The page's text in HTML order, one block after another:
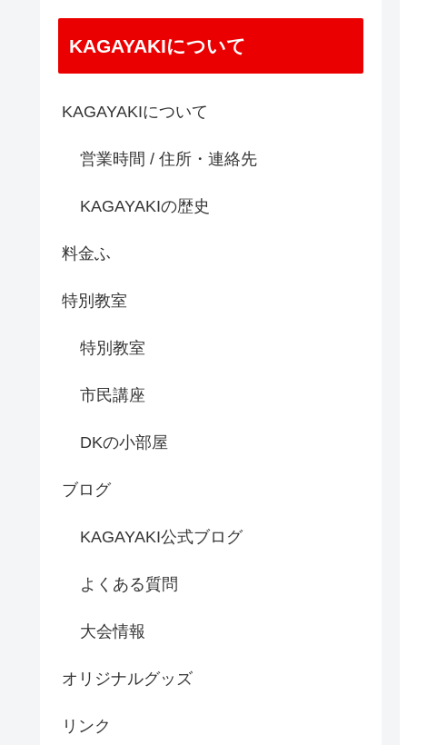
KAGAYAKIについて
KAGAYAKIについて
営業時間 / 住所・連絡先
KAGAYAKIの歴史
料金ふ
特別教室
特別教室
市民講座
DKの小部屋
ブログ
KAGAYAKI公式ブログ
よくある質問
大会情報
オリジナルグッズ
リンク